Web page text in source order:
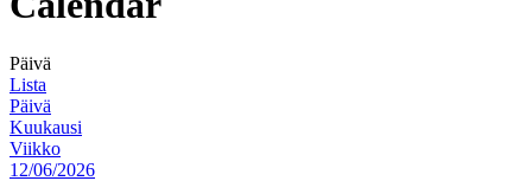
Päivä
Lista
Päivä
Kuukausi
Viikko
12/06/2026